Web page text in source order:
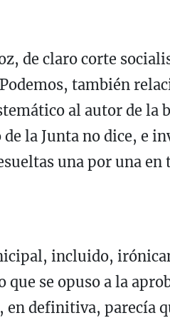
de claro corte
también
al autor de la
la Junta no dice, e
una por una
incluido,
se opuso a la
definitiva, parecía